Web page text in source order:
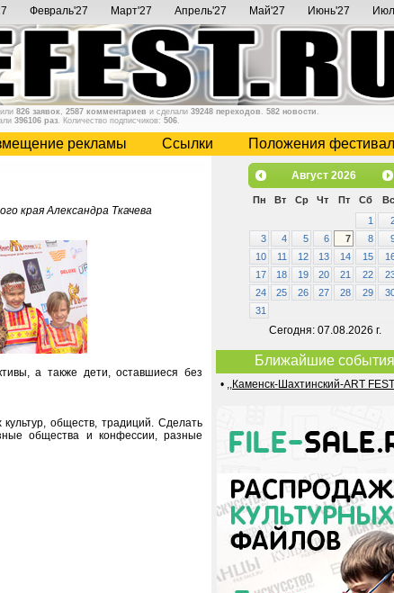
Февраль'27 Март'27 Апрель'27 Май'27 Июнь'27
826 заявок, 2587 комментариев и сделали 39248 переходов . 582 новости .
396106 раз. Количество подписчиков: 506.
рекламы Cсылки
Положения
края Александра Ткачева
а также дети, оставшиеся без
обществ, традиций. Сделать
общества и конфессии, разные
Август 2026
Пн Вт Ср Чт Пт Сб
Вс
1
3
4 5 6 7 8
10
11 12 13 14 15
17
18 19 20 21 22
24
25 26 27 28 29
31
Сегодня: 07.08.2026 г.
Ближайшие события
• ,,Каменск-Шахтинский-ART